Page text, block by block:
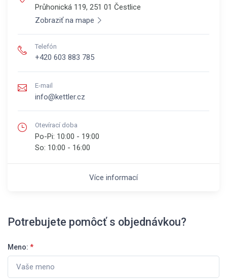
Průhonická 119, 251 01 Čestlice
Zobraziť na mape
Telefón
+420 603 883 785
E-mail
info@kettler.cz
Otevírací doba
Po-Pi: 10:00 - 19:00
So: 10:00 - 16:00
Více informací
Potrebujete pomôcť s objednávkou?
Meno: *